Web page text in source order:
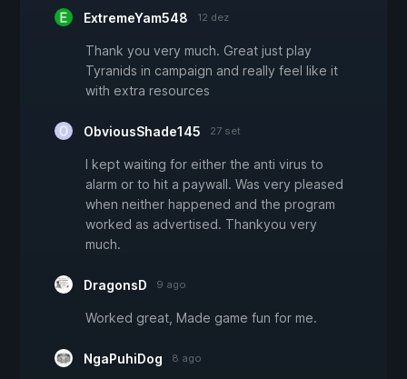
ExtremeYam548 12 dez
Thank you very much. Great just play
Tyranids in campaign and really feel like it
with extra resources
ObviousShade145 27 set
I kept waiting for either the anti virus to
alarm or to hit a paywall. Was very pleased
when neither happened and the program
worked as advertised. Thankyou very
much.
DragonsD 9 ago
Worked great, Made game fun for me.
NgaPuhiDog 8 ago